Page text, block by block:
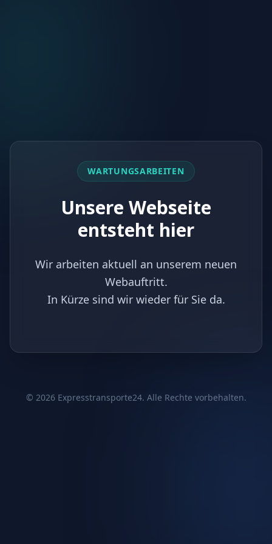
WARTUNGSARBEITEN
Unsere Webseite
entsteht hier
Wir arbeiten aktuell an unserem neuen
Webauftritt.
In Kürze sind wir wieder für Sie da.
© 2026Expresstransporte24. Alle Rechte vorbehalten.